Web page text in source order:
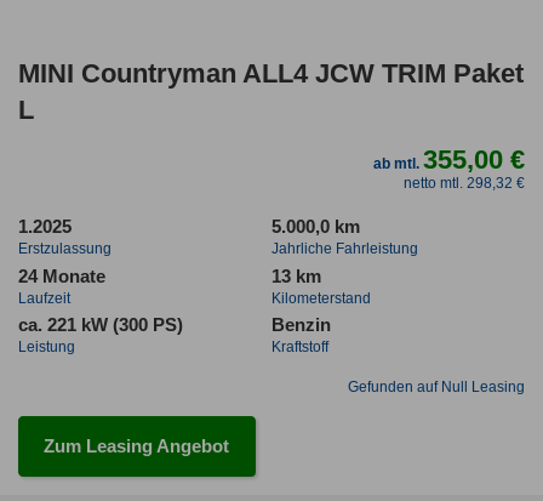
MINI Countryman ALL4 JCW TRIM Paket
L
ab mtl.355,00 €
netto mtl. 298,32 €
1.2025
Erstzulassung
5.000,0 km
Jahrliche Fahrleistung
24 Monate
Laufzeit
13 km
Kilometerstand
ca. 221 kW (300 PS)
Leistung
Benzin
Kraftstoff
Gefunden auf Null Leasing
Zum Leasing Angebot